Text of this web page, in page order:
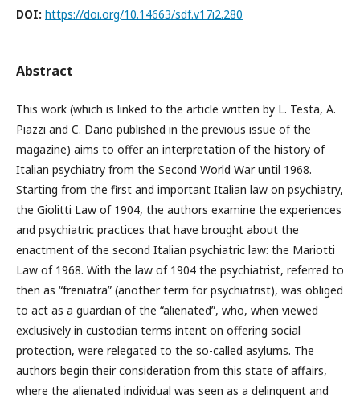
DOI: https://doi.org/10.14663/sdf.v17i2.280
Abstract
This work (which is linked to the article written by L. Testa, A.
Piazzi and C. Dario published in the previous issue of the
magazine) aims to offer an interpretation of the history of
Italian psychiatry from the Second World War until 1968.
Starting from the first and important Italian law on psychiatry,
the Giolitti Law of 1904, the authors examine the experiences
and psychiatric practices that have brought about the
enactment of the second Italian psychiatric law: the Mariotti
Law of 1968. With the law of 1904 the psychiatrist, referred to
then as “freniatra” (another term for psychiatrist), was obliged
to act as a guardian of the “alienated”, who, when viewed
exclusively in custodian terms intent on offering social
protection, were relegated to the so-called asylums. The
authors begin their consideration from this state of affairs,
where the alienated individual was seen as a delinquent and